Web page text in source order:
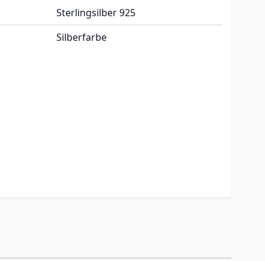
Sterlingsilber 925
Silberfarbe